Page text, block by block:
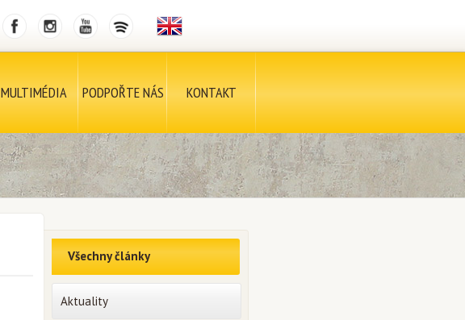
MULTIMÉDIA PODPOŘTE NÁS KONTAKT
Všechny články
Aktuality